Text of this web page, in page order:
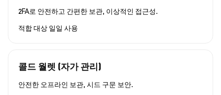
2FA로 안전하고 간편한 보관, 이상적인 접근성.
적합 대상 일일 사용
콜드 월렛 (자가 관리)
안전한 오프라인 보관, 시드 구문 보안.